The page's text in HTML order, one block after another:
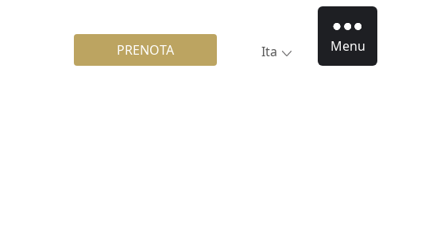
PRENOTA Ita Menu